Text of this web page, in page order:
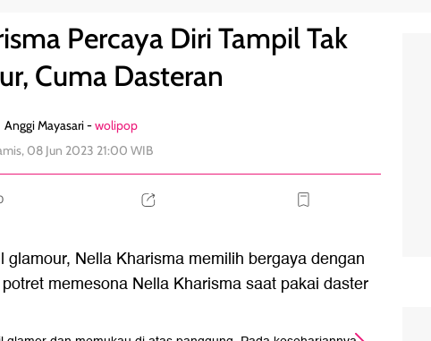
Percaya Diri Tampil Tak
Cuma Dasteran
Anggi Mayasari -wolipop
08 Jun 2023 21:00 WIB
Nella Kharisma memilih bergaya dengan
memesona Nella Kharisma saat pakai daster